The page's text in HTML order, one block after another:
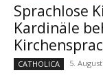
Sprachlose
Kardinäle
CATHOLICA 5.